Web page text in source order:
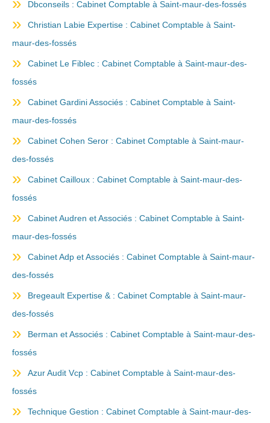
Dbconseils : Cabinet Comptable à Saint-maur-des-fossés
Christian Labie Expertise : Cabinet Comptable à Saint-
maur-des-fossés
Cabinet Le Fiblec : Cabinet Comptable à Saint-maur-des-
fossés
Cabinet Gardini Associés : Cabinet Comptable à Saint-
maur-des-fossés
Cabinet Cohen Seror : Cabinet Comptable à Saint-maur-
des-fossés
Cabinet Cailloux : Cabinet Comptable à Saint-maur-des-
fossés
Cabinet Audren et Associés : Cabinet Comptable à Saint-
maur-des-fossés
Cabinet Adp et Associés : Cabinet Comptable à Saint-maur-
des-fossés
Bregeault Expertise & : Cabinet Comptable à Saint-maur-
des-fossés
Berman et Associés : Cabinet Comptable à Saint-maur-des-
fossés
Azur Audit Vcp : Cabinet Comptable à Saint-maur-des-
fossés
Technique Gestion : Cabinet Comptable à Saint-maur-des-